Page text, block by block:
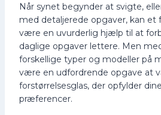
Når synet begynder at svigte,
med detaljerede opgaver, kan et
være en uvurderlig hjælp til at
daglige opgaver lettere. Men
forskellige typer og modeller på
være en udfordrende opgave at
forstørrelsesglas, der opfylder
præferencer.